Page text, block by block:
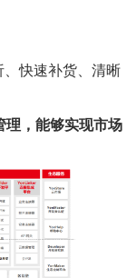
快速补货、清晰
理，能够实现市场